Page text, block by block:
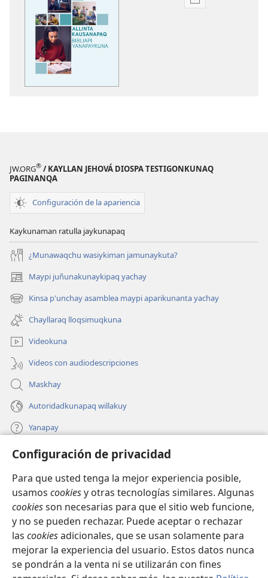
Configuración de privacidad
Para que usted tenga la mejor experiencia posible,
usamos cookiesy otras tecnologías similares. Algunas
cookiesson necesarias para que el sitio web funcione,
y no se pueden rechazar. Puede aceptar o rechazar
las cookiesadicionales, que se usan solamente para
mejorar la experiencia del usuario. Estos datos nunca
se pondrán a la venta ni se utilizarán con fines
Kaypi
JW.ORG® / KAYLLAN JEHOVÁ DIOSPA TESTIGONKUNAQ
PAGINANQA
Configuración de la apariencia
Kaykunaman ratulla jaykunapaq
¿Munawaqchu wasiykiman jamunaykuta?
Maypi juñunakunaykipaq yachay
(abre
una
nueva
ventana)
Kinsa p'unchay asamblea maypi aparikunanta yachay
(abre
una
nueva
ventana)
Chayllaraq lloqsimuqkuna
Videokuna
Videos con audiodescripciones
Maskhay
Autoridadkunapaq willakuy
Yanapay
Donacionta churanapaq
una
ventana)
INTERNETPI QELQANCHISKUNA Watchtower™
(abre
una
nueva
ventana)
JW Hub
(abre
una
nueva
ventana)
JW Library ®